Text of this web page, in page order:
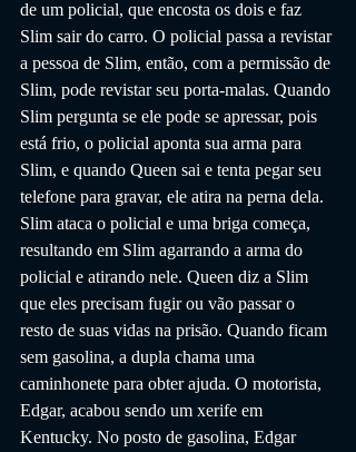
de um policial, que encosta os dois e faz
Slim sair do carro. O policial passa a revistar
a pessoa de Slim, então, com a permissão de
Slim, pode revistar seu porta-malas. Quando
Slim pergunta se ele pode se apressar, pois
está frio, o policial aponta sua arma para
Slim, e quando Queen sai e tenta pegar seu
telefone para gravar, ele atira na perna dela.
Slim ataca o policial e uma briga começa,
resultando em Slim agarrando a arma do
policial e atirando nele. Queen diz a Slim
que eles precisam fugir ou vão passar o
resto de suas vidas na prisão. Quando ficam
sem gasolina, a dupla chama uma
caminhonete para obter ajuda. O motorista,
Edgar, acabou sendo um xerife em
Kentucky. No posto de gasolina, Edgar